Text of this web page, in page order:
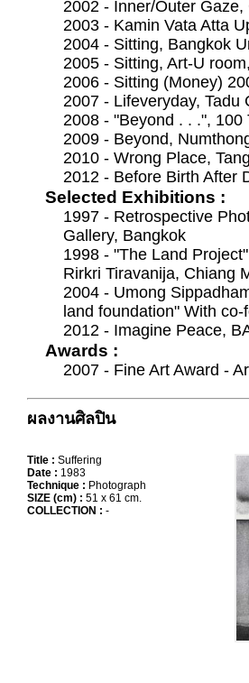
2002 - Inner/Outer
2003 - Kamin Vata Atta
2004 - Sitting, Bangkok
2005 - Sitting, Art-U
2006 - Sitting (Money)
2007 - Lifeveryday, Tadu
2008 - "Beyond . . .", 100
2009 - Beyond,
2010 - Wrong Place,
2012 - Before Birth After
Selected Exhibitions :
1997 - Retrospective
Gallery, Bangkok
1998 - "The Land
Rirkri Tiravanija, Chiang
2004 - Umong
land foundation" With
2012 - Imagine Peace,
Awards :
2007 - Fine Art Award -
ผลงานศิลปิน
Title : Suffering
Date : 1983
Technique : Photograph
SIZE (cm) : 51 x 61 cm.
COLLECTION : -